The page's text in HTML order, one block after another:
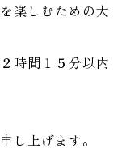
楽しむための大
時間１５分以内
し上げます。